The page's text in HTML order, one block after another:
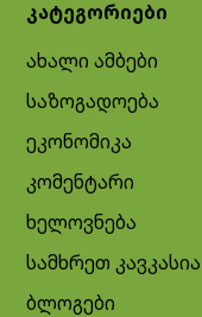
კატეგორიები
ახალი ამბები
საზოგადოება
ეკონომიკა
კომენტარი
ხელოვნება
სამხრეთ კავკასია
ბლოგები